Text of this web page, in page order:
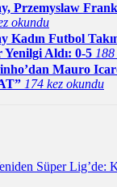
Przemyslaw
okundu
Kadın Futbol
Yenilgi Aldı: 0-5
Mauro
174 kez okundu